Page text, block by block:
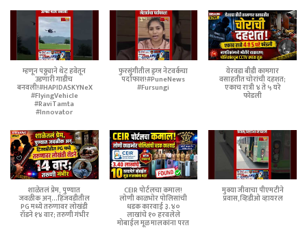
म्हणून पठ्ठ्याने थेट हवेतून
उडणारी गाडीच
बनवली!#HAPIDASKYNeX
#FlyingVehicle
#RaviTamta
#Innovator
फुरसुंगीतील ड्रग्ज नेटवर्कचा
पर्दाफाश!#PuneNews
#Fursungi
येरवडा बीडी कामगार
वसाहतीत चोरांची दहशत;
एकाच रात्री ४ ते ५ घरे
फोडली
शाळेतलं प्रेम, पुण्यात
जवळीक अन्...हिंजवडीतील
PG मध्ये तरुणावर लोखंडी
रॉडने १४ वार; तरुणी गंभीर
CEIR पोर्टलचा कमाल!
लोणी काळभोर पोलिसांची
धडक कारवाई ३.४०
लाखांचे १० हरवलेले
मोबाईल मूळ मालकांना परत
मुक्या जीवाचा पीएमटीने
प्रवास,व्हिडीओ व्हायरल